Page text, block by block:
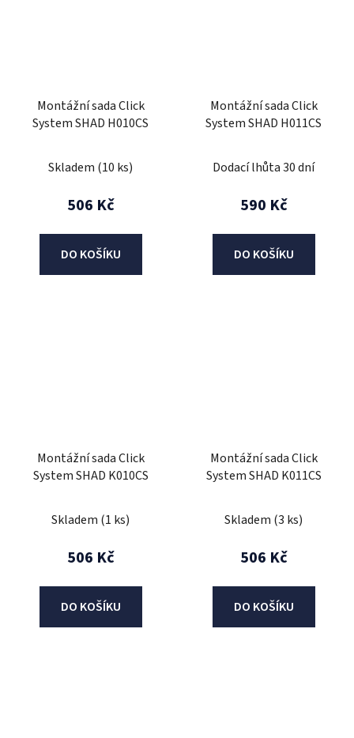
Montážní sada Click
System SHAD H010CS
Skladem (10 ks)
506 Kč
DO KOŠÍKU
Montážní sada Click
System SHAD H011CS
Dodací lhůta 30 dní
590 Kč
DO KOŠÍKU
Montážní sada Click
System SHAD K010CS
Skladem (1 ks)
506 Kč
DO KOŠÍKU
Montážní sada Click
System SHAD K011CS
Skladem (3 ks)
506 Kč
DO KOŠÍKU